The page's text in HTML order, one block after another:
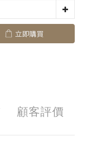
立即購買
顧客評價